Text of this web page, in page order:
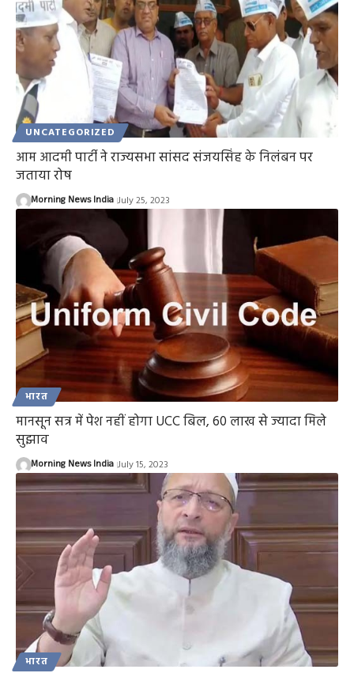
UNCATEGORIZED
आम आदमी पार्टी ने राज्यसभा सांसद संजयसिंह के निलंबन पर
जताया रोष
Morning News India July 25, 2023
भारत
मानसून सत्र में पेश नहीं होगा UCC बिल, 60 लाख से ज्यादा मिले
सुझाव
Morning News India July 15, 2023
भारत